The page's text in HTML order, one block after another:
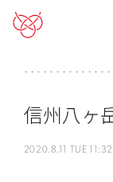
信州八ヶ
2020.8.11 TUE 11:32